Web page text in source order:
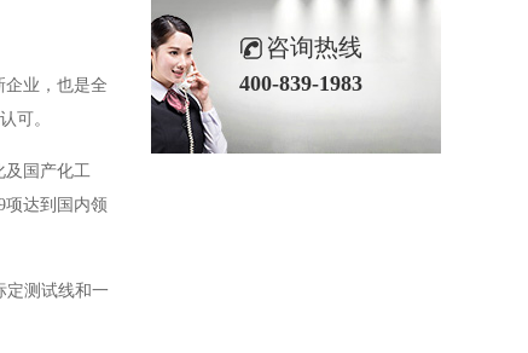
企业，也是全
可。
及国产化工
项达到国内领
定测试线和一
咨询热线
400-839-1983